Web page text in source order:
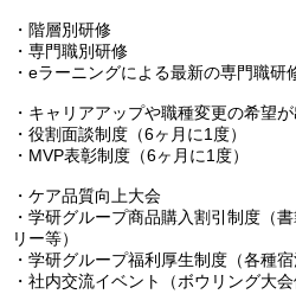
・階層別研修
・専門職別研修
・eラーニングによる最新の専門職研
・キャリアアップや職種変更の希望
・役割面談制度（6ヶ月に1度）
・MVP表彰制度（6ヶ月に1度）
・ケア品質向上大会
・学研グループ商品購入割引制度（
リー等）
・学研グループ福利厚生制度（各種
・社内交流イベント（ボウリング大会